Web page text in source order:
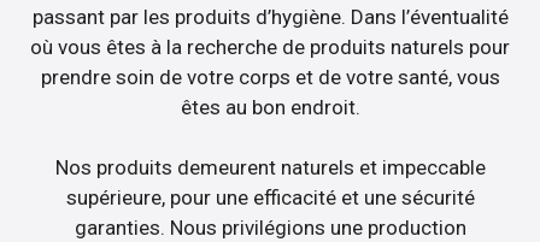
passant par les produits d’hygiène. Dans l’éventualité
où vous êtes à la recherche de produits naturels pour
prendre soin de votre corps et de votre santé, vous
êtes au bon endroit.
Nos produits demeurent naturels et impeccable
supérieure, pour une efficacité et une sécurité
garanties. Nous privilégions une production